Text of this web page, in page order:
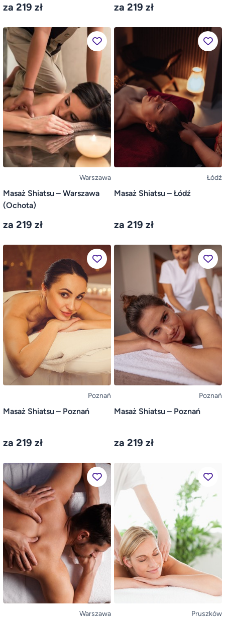
za 219 zł za 219 zł
Warszawa
Masaż Shiatsu – Warszawa
(Ochota)
za 219 zł
Łódź
Masaż Shiatsu – Łódź
za 219 zł
Poznań
Masaż Shiatsu – Poznań
za 219 zł
Poznań
Masaż Shiatsu – Poznań
za 219 zł
Warszawa Pruszków